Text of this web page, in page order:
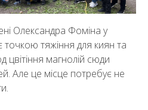
Олександра Фоміна у
точкою тяжіння для киян та
цвітіння магнолій сюди
Але це місце потребує не